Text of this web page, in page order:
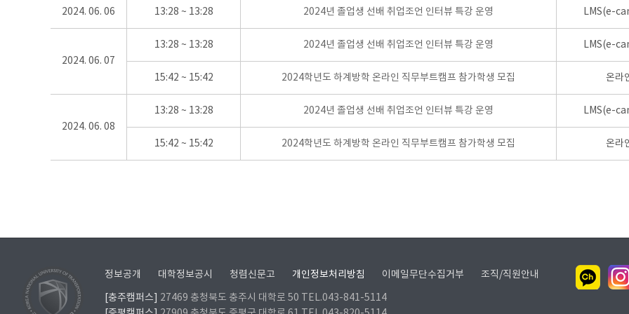
2024. 06. 06 13:28 ~ 13:28 2024년 졸업생 선배 취업조언 인터뷰 특강 운영 LMS(e-
2024. 06. 07
13:28 ~ 13:28 2024년 졸업생 선배 취업조언 인터뷰 특강 운영 LMS(e-
15:42 ~ 15:42 2024학년도 하계방학 온라인 직무부트캠프 참가학생 모집 온라
2024. 06. 08
13:28 ~ 13:28 2024년 졸업생 선배 취업조언 인터뷰 특강 운영 LMS(e-
15:42 ~ 15:42 2024학년도 하계방학 온라인 직무부트캠프 참가학생 모집 온라
정보공개 대학정보공시 청렴신문고 개인정보처리방침 이메일무단수집거부 조직/직원안내
[충주캠퍼스]
27469 충청북도 충주시 대학로 50 TEL.043-841-5114